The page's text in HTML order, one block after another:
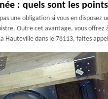
: quels sont les
une obligation si vous en
Outre cet avantage, vous offrez
Hauteville dans le 78113, faites